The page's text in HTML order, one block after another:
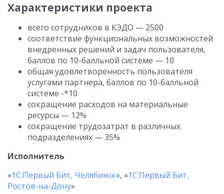
Характеристики проекта
всего сотрудников в КЭДО — 2500
соответствие функциональных возможностей
внедренных решений и задач пользователя,
баллов по 10-балльной системе — 10
общая удовлетворенность пользователя
услугами партнера, баллов по 10-балльной
системе -*10
сокращение расходов на материальные
ресурсы — 12%
сокращение трудозатрат в различных
подразделениях — 35%
Исполнитель
«1С:Первый Бит, Челябинск», «1С:Первый Бит,
Ростов-на-Дону»